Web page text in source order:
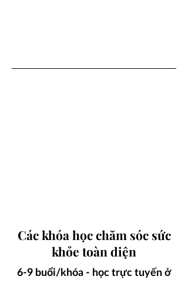
Các khóa học chăm sóc sức
khỏe toàn diện
6-9 buổi/khóa - học trực tuyến ở